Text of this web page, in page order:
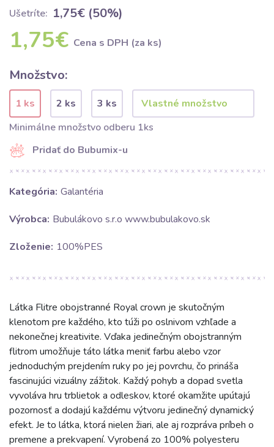
Ušetríte: 1,75€ (50%)
1,75€ Cena s DPH (za ks)
Množstvo:
1 ks 2 ks
3 ks
Minimálne množstvo odberu 1ks
Pridať do Bubumix-u
Kategória: Galantéria
Výrobca: Bubulákovo s.r.o www.bubulakovo.sk
Zloženie: 100%PES
Látka Flitre obojstranné Royal crown je skutočným
klenotom pre každého, kto túži po oslnivom vzhľade a
nekonečnej kreativite. Vďaka jedinečným obojstranným
flitrom umožňuje táto látka meniť farbu alebo vzor
jednoduchým prejdením ruky po jej povrchu, čo prináša
fascinujúci vizuálny zážitok. Každý pohyb a dopad svetla
vyvoláva hru trblietok a odleskov, ktoré okamžite upútajú
pozornosť a dodajú každému výtvoru jedinečný dynamický
efekt. Je to látka, ktorá nielen žiari, ale aj rozpráva príbeh o
premene a prekvapení. Vyrobená zo 100% polyesteru